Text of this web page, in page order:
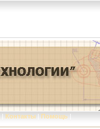
| Контакты | Помощь |